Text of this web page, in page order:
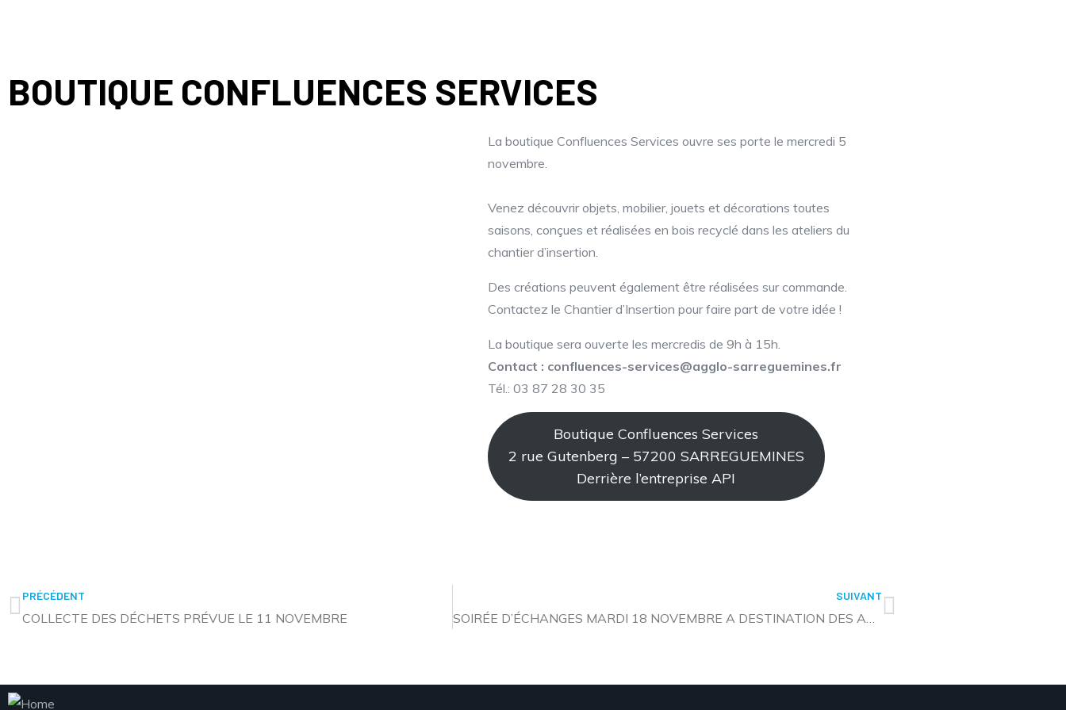
BOUTIQUE CONFLUENCES SERVICES
La boutique Confluences Services ouvre ses porte le mercredi 5
novembre.
Venez découvrir objets, mobilier, jouets et décorations toutes
saisons, conçues et réalisées en bois recyclé dans les ateliers du
chantier d’insertion.
Des créations peuvent également être réalisées sur commande.
Contactez le Chantier d’Insertion pour faire part de votre idée !
La boutique sera ouverte les mercredis de 9h à 15h.
Contact : confluences-services@agglo-sarreguemines.fr
Tél.: 03 87 28 30 35
Boutique Confluences Services
2 rue Gutenberg – 57200 SARREGUEMINES
Derrière l’entreprise API
PRÉCÉDENT
COLLECTE DES DÉCHETS PRÉVUE LE 11 NOVEMBRE
SUIVANT
SOIRÉE D’ÉCHANGES MARDI 18 NOVEMBRE A DESTINATION DES ASSISTANT(E) MATERNEL(LE)S